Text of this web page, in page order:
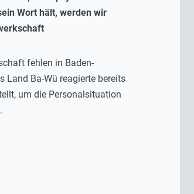
Wort hält, werden wir
fehlen in Baden-
Land Ba-Wü reagierte bereits
um die Personalsituation